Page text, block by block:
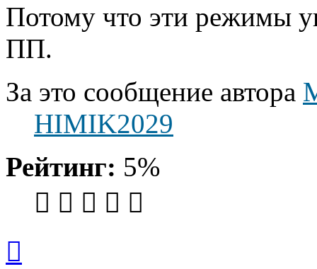
Потому что эти режимы
ПП.
За это сообщение автора
HIMIK2029
Рейтинг: 5%
началу